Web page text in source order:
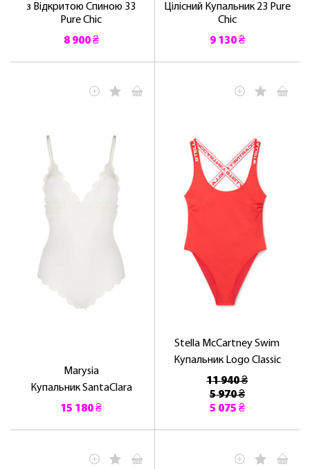
з Відкритою Спиною 33
Pure Chic
8 900 ₴
Цілісний Купальник 23 Pure
Chic
9 130 ₴
Marysia
Купальник SantaClara
15 180 ₴
Stella McCartney Swim
Купальник Logo Classic
11 940 ₴
5 970 ₴
5 075 ₴